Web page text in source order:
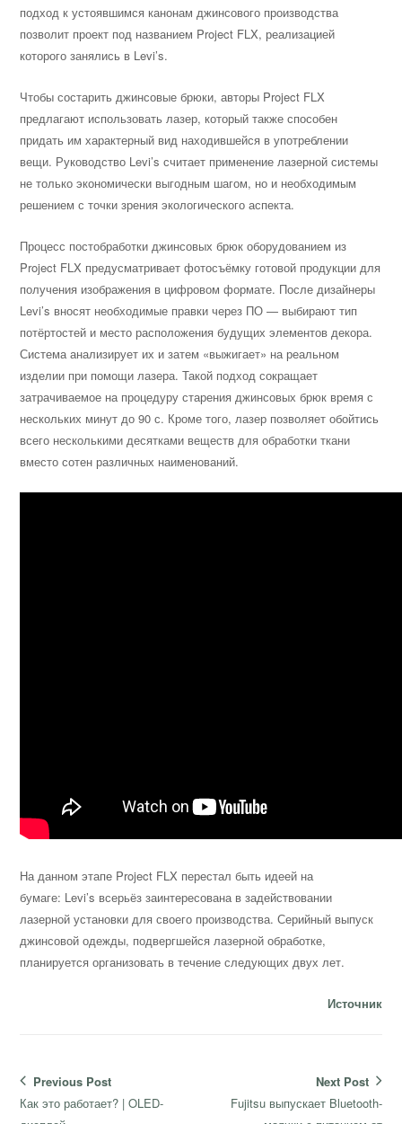
подход к устоявшимся канонам джинсового производства
позволит проект под названием Project FLX, реализацией
которого занялись в Levi’s.
Чтобы состарить джинсовые брюки, авторы Project FLX
предлагают использовать лазер, который также способен
придать им характерный вид находившейся в употреблении
вещи. Руководство Levi’s считает применение лазерной системы
не только экономически выгодным шагом, но и необходимым
решением с точки зрения экологического аспекта.
Процесс постобработки джинсовых брюк оборудованием из
Project FLX предусматривает фотосъёмку готовой продукции для
получения изображения в цифровом формате. После дизайнеры
Levi’s вносят необходимые правки через ПО — выбирают тип
потёртостей и место расположения будущих элементов декора.
Система анализирует их и затем «выжигает» на реальном
изделии при помощи лазера. Такой подход сокращает
затрачиваемое на процедуру старения джинсовых брюк время с
нескольких минут до 90 с. Кроме того, лазер позволяет обойтись
всего несколькими десятками веществ для обработки ткани
вместо сотен различных наименований.
На данном этапе Project FLX перестал быть идеей на
бумаге: Levi’s всерьёз заинтересована в задействовании
лазерной установки для своего производства. Серийный выпуск
джинсовой одежды, подвергшейся лазерной обработке,
планируется организовать в течение следующих двух лет.
Источник
Навигация
по
Previous Post
Previous
Как это работает? | OLED-
Next Post
Next
Fujitsu выпускает Bluetooth-